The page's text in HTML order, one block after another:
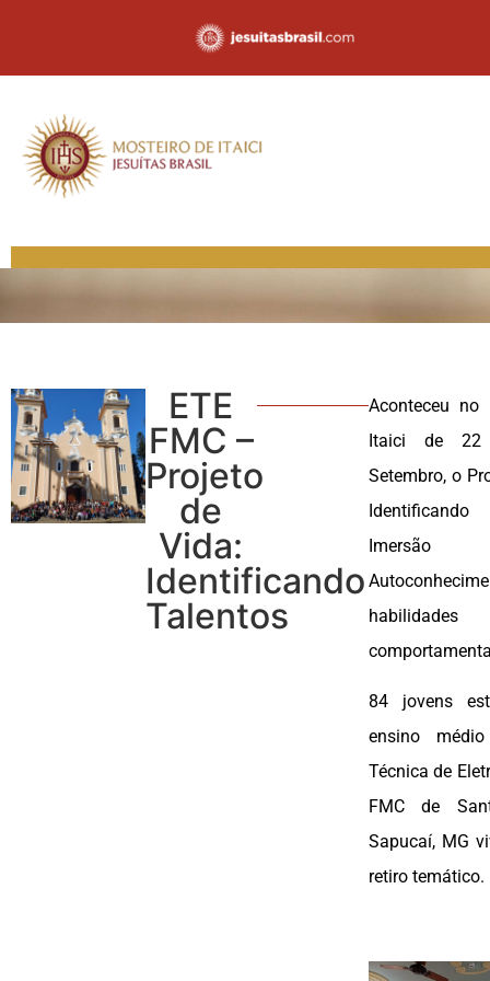
ETE
FMC –
Projeto
de
Vida:
Identificando
Talentos
Aconteceu no
Itaici de
Setembro, o
habilidades
84 jovens
ensino
Técnica de
FMC de
Sapucaí, MG
retiro temático.